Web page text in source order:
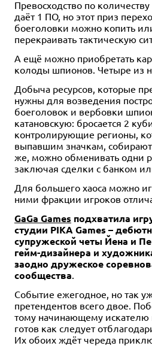
Превосходство по
даёт 1 ПО, но этот приз
боеголовки можно копить
перекраивать тактическую
А ещё можно приобретать
колоды шпионов. Четыре из
Добыча ресурсов, которые
нужны для возведения
боеголовок и вербовки
катановскую: бросается 2
контролирующие регионы,
выпавшим значкам,
же, можно обменивать одни
заключая сделки с банком
Для большего хаоса можно
ними фракции игроков
GaGa Games подхватила
студии PIKA Games –
супружеской четы Йена и
гейм-дизайнера и
заодно дружеское
сообщества
Событие ежегодное, но так
претендентов всего двое.
тому начинающему
готов как следует
Их обоих ждёт череда